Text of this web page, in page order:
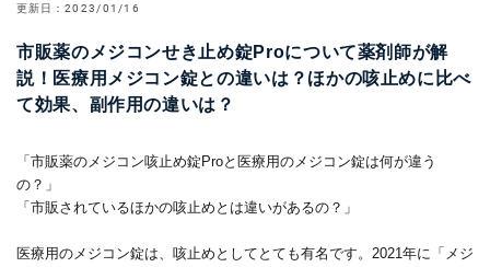
更新日： 2023/01/16
市販薬のメジコンせき止め錠Proについて薬剤師が解
説！医療用メジコン錠との違いは？ほかの咳止めに比べ
て効果、副作用の違いは？
「市販薬のメジコン咳止め錠Proと医療用のメジコン錠は何が違う
の？」
「市販されているほかの咳止めとは違いがあるの？」
医療用のメジコン錠は、咳止めとしてとても有名です。2021年に「メジ